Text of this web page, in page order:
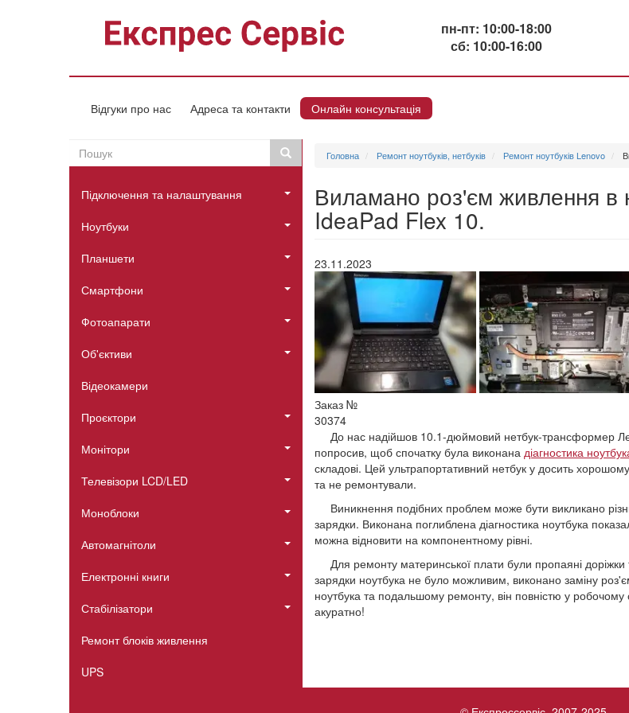
пн-пт: 10:00-18:00
сб: 10:00-16:00
Відгуки про нас Адреса та контакти Онлайн консультація
Пошукова
форма
Пошук Пошук
Головне
меню
Підключення та налаштування
Ноутбуки
Планшети
Смартфони
Фотоапарати
Об'єктиви
Відеокамери
Проєктори
Монітори
Телевізори LCD/LED
Моноблоки
Автомагнітоли
Електронні книги
Стабілізатори
Ремонт блоків живлення
UPS
Головна Ремонт ноутбуків, нетбуків Ремонт ноутбуків Lenovo
Виламано роз'єм живлення в
IdeaPad Flex 10.
23.11.2023
Заказ №
30374
До нас надійшов 10.1-дюймовий нетбук-трансформер
попросив, щоб спочатку була виконана діагностика
складові. Цей ультрапортативний нетбук у досить
та не ремонтували.
Виникнення подібних проблем може бути викликано
зарядки. Виконана поглиблена діагностика ноутбука
можна відновити на компонентному рівні.
Для ремонту материнської плати були пропаяні доріжки
зарядки ноутбука не було можливим, виконано заміну
ноутбука та подальшому ремонту, він повністю у
акуратно!